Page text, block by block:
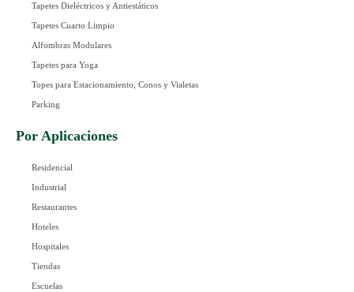
Tapetes Dieléctricos y Antiestáticos
Tapetes Cuarto Limpio
Alfombras Modulares
Tapetes para Yoga
Topes para Estacionamiento, Conos y Vialetas
Parking
Por Aplicaciones
Residencial
Industrial
Restaurantes
Hoteles
Hospitales
Tiendas
Escuelas